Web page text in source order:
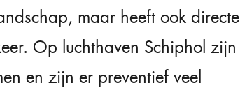
maar heeft ook directe
Op luchthaven Schiphol zijn
en zijn er preventief veel